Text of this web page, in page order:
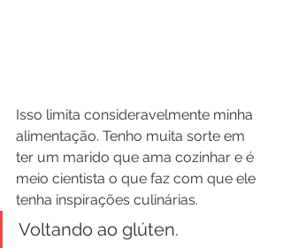
Isso limita consideravelmente minha
alimentação. Tenho muita sorte em
ter um marido que ama cozinhar e é
meio cientista o que faz com que ele
tenha inspirações culinárias.
Voltando ao glúten.